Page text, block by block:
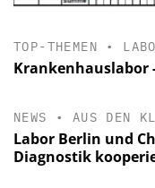
TOP-THEMEN •
Krankenhauslabor
NEWS • AUS DEN
Labor Berlin und
Diagnostik